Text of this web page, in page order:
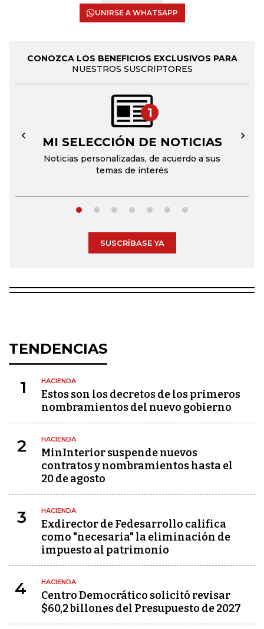
UNIRSE A WHATSAPP
CONOZCA LOS BENEFICIOS EXCLUSIVOS PARA
NUESTROS SUSCRIPTORES
1
MI SELECCIÓN DE NOTICIAS
Noticias personalizadas, de acuerdo a sus
temas de interés
← →
SUSCRÍBASE YA
TENDENCIAS
1 HACIENDA
Estos son los decretos de los primeros
nombramientos del nuevo gobierno
2 HACIENDA
MinInterior suspende nuevos
contratos y nombramientos hasta el
20 de agosto
3 HACIENDA
Exdirector de Fedesarrollo califica
como "necesaria" la eliminación de
impuesto al patrimonio
4 HACIENDA
Centro Democrático solicitó revisar
$60,2 billones del Presupuesto de 2027